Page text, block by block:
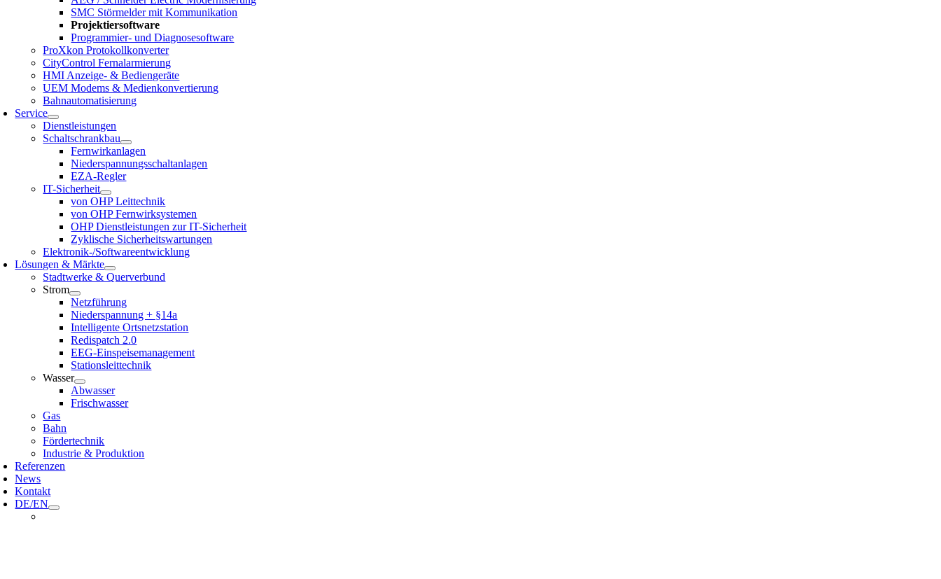
SMC Störmelder mit Kommunikation
Projektiersoftware
Programmier- und Diagnosesoftware
ProXkon Protokollkonverter
CityControl Fernalarmierung
HMI Anzeige- & Bediengeräte
UEM Modems & Medienkonvertierung
Bahnautomatisierung
Service
Dienstleistungen
Schaltschrankbau
Fernwirkanlagen
Niederspannungsschaltanlagen
EZA-Regler
IT-Sicherheit
von OHP Leittechnik
von OHP Fernwirksystemen
OHP Dienstleistungen zur IT-Sicherheit
Zyklische Sicherheitswartungen
Elektronik-/Softwareentwicklung
Lösungen & Märkte
Stadtwerke & Querverbund
Strom
Netzführung
Niederspannung + §14a
Intelligente Ortsnetzstation
Redispatch 2.0
EEG-Einspeisemanagement
Stationsleittechnik
Wasser
Abwasser
Frischwasser
Gas
Bahn
Fördertechnik
Industrie & Produktion
Referenzen
News
Kontakt
DE/EN